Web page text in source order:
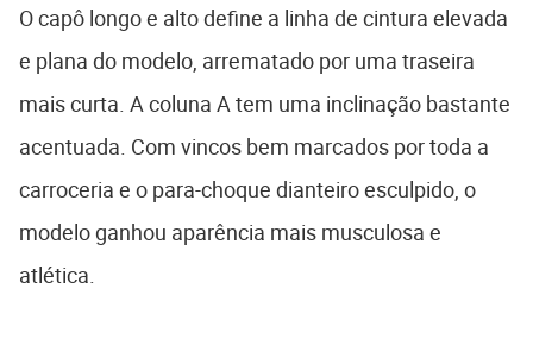
O capô longo e alto define a linha de cintura elevada
e plana do modelo, arrematado por uma traseira
mais curta. A coluna A tem uma inclinação bastante
acentuada. Com vincos bem marcados por toda a
carroceria e o para-choque dianteiro esculpido, o
modelo ganhou aparência mais musculosa e
atlética.